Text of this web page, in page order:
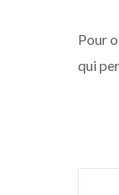
Pour
qui